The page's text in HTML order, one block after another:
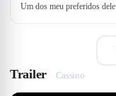
Um dos meu preferidos dele
Trailer Cassino